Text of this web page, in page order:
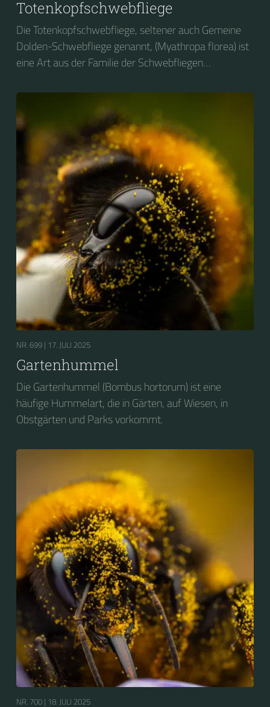
Totenkopfschwebfliege
Die Totenkopfschwebfliege, seltener auch Gemeine
Dolden-Schwebfliege genannt, (Myathropa florea) ist
eine Art aus der Familie der Schwebfliegen
NR. 699 | 17. JULI 2025
Gartenhummel
Die Gartenhummel (Bombus hortorum) ist eine
häufige Hummelart, die in Gärten, auf Wiesen, in
Obstgärten und Parks vorkommt.
NR. 700 | 18. JULI 2025